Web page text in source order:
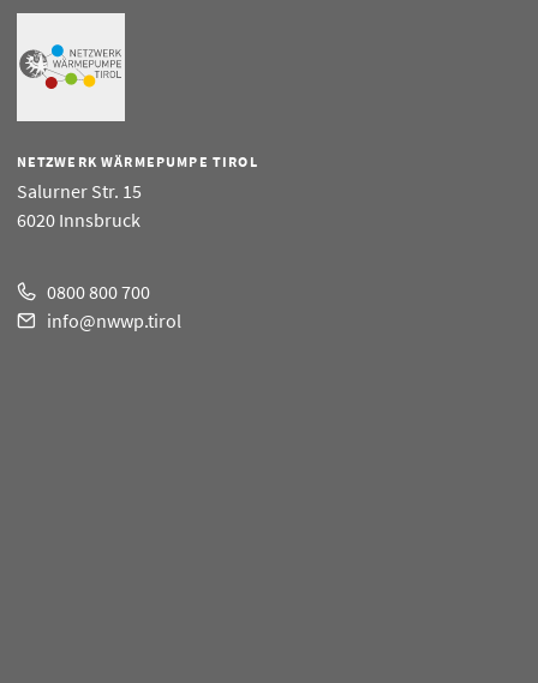
NETZWERK WÄRMEPUMPE TIROL
Salurner Str. 15
6020 Innsbruck
0800 800 700
info@nwwp.tirol